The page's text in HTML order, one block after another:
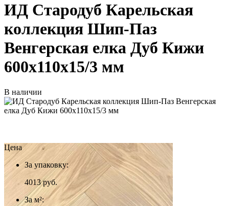
ИД Стародуб Карельская
коллекция Шип-Паз
Венгерская елка Дуб Кижи
600х110х15/3 мм
В наличии
Цена
За упаковку:
4013руб.
За м²: